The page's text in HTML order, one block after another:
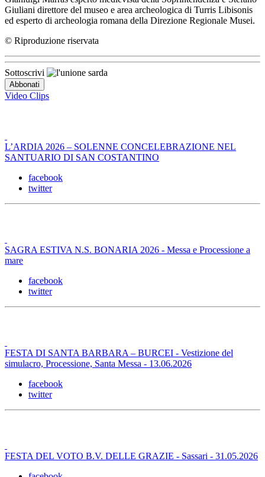
Giuliani direttore del museo e area archeologica di Turris Libisonis
ed esperto di archeologia romana della Direzione Regionale Musei.
© Riproduzione riservata
Sottoscrivi
Video Clips
L’ARDIA 2026 – SOLENNE CONCELEBRAZIONE NEL
SANTUARIO DI SAN COSTANTINO
facebook
twitter
SAGRA ESTIVA N.S. BONARIA 2026 - Messa e Processione a
mare
facebook
twitter
FESTA DI SANTA BARBARA – BURCEI - Vestizione del
simulacro, Processione, Santa Messa - 13.06.2026
facebook
twitter
FESTA DEL VOTO B.V. DELLE GRAZIE - Sassari - 31.05.2026